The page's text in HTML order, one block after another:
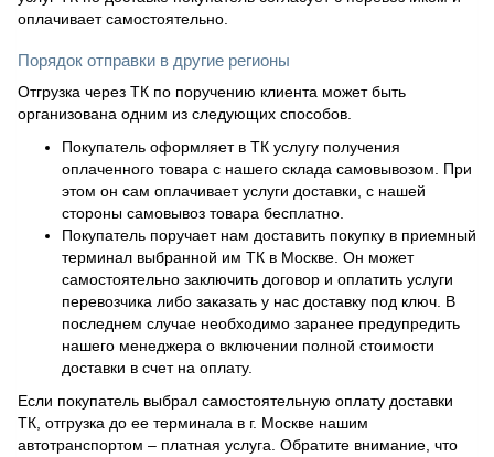
оплачивает самостоятельно.
Порядок отправки в другие регионы
Отгрузка через ТК по поручению клиента может быть
организована одним из следующих способов.
Покупатель оформляет в ТК услугу получения
оплаченного товара с нашего склада самовывозом. При
этом он сам оплачивает услуги доставки, с нашей
стороны самовывоз товара бесплатно.
Покупатель поручает нам доставить покупку в приемный
терминал выбранной им ТК в Москве. Он может
самостоятельно заключить договор и оплатить услуги
перевозчика либо заказать у нас доставку под ключ. В
последнем случае необходимо заранее предупредить
нашего менеджера о включении полной стоимости
доставки в счет на оплату.
Если покупатель выбрал самостоятельную оплату доставки
ТК, отгрузка до ее терминала в г. Москве нашим
автотранспортом – платная услуга. Обратите внимание, что